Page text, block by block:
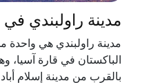
مدينة راولبندي في
مدينة راولبندي هي واحدة
الباكستان في قارة آسيا،
بالقرب من مدينة إسلام